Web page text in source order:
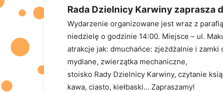
Rada Dzielnicy Karwiny zaprasza
Wydarzenie organizowane jest wraz z
niedzielę o godzinie 14:00. Miejsce – ul.
atrakcje jak: dmuchańce: zjeżdżalnie i
mydlane, zwierzątka mechaniczne,
stoisko Rady Dzielnicy Karwiny, czytanie
kawa, ciasto, kiełbaski… Zapraszamy!